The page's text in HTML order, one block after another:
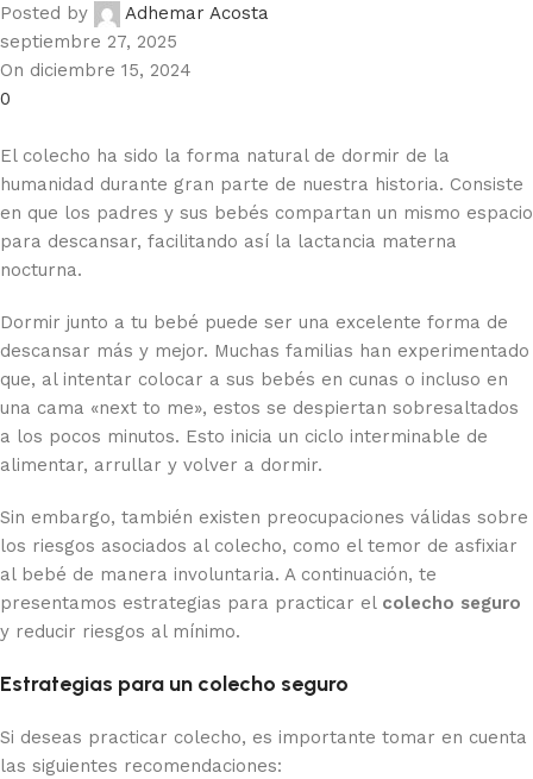
Posted by
Adhemar Acosta
septiembre 27, 2025
On diciembre 15, 2024
0
El colecho ha sido la forma natural de dormir de la
humanidad durante gran parte de nuestra historia. Consiste
en que los padres y sus bebés compartan un mismo espacio
para descansar, facilitando así la lactancia materna
nocturna.
Dormir junto a tu bebé puede ser una excelente forma de
descansar más y mejor. Muchas familias han experimentado
que, al intentar colocar a sus bebés en cunas o incluso en
una cama «next to me», estos se despiertan sobresaltados
a los pocos minutos. Esto inicia un ciclo interminable de
alimentar, arrullar y volver a dormir.
Sin embargo, también existen preocupaciones válidas sobre
los riesgos asociados al colecho, como el temor de asfixiar
al bebé de manera involuntaria. A continuación, te
presentamos estrategias para practicar el colecho seguro
y reducir riesgos al mínimo.
Estrategias para un colecho seguro
Si deseas practicar colecho, es importante tomar en cuenta
las siguientes recomendaciones: